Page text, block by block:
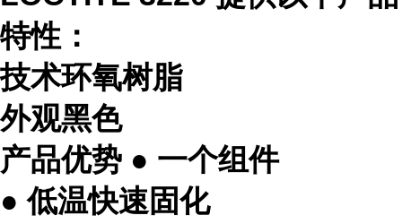
特性：
技术环氧树脂
外观黑色
产品优势 ● 一个组件
● 低温快速固化